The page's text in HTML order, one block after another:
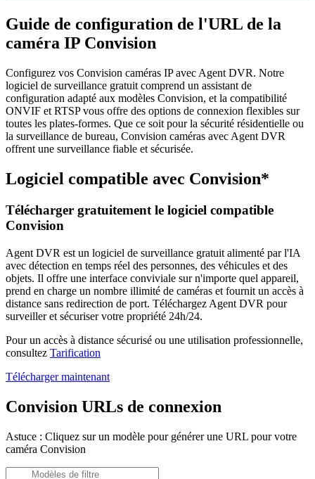
Guide de configuration de l'URL de la
caméra IP Convision
Configurez vos Convision caméras IP avec Agent DVR. Notre
logiciel de surveillance gratuit comprend un assistant de
configuration adapté aux modèles Convision, et la compatibilité
ONVIF et RTSP vous offre des options de connexion flexibles sur
toutes les plates-formes. Que ce soit pour la sécurité résidentielle ou
la surveillance de bureau, Convision caméras avec Agent DVR
offrent une surveillance fiable et sécurisée.
Logiciel compatible avec Convision*
Télécharger gratuitement le logiciel compatible
Convision
Agent DVR est un logiciel de surveillance gratuit alimenté par l'IA
avec détection en temps réel des personnes, des véhicules et des
objets. Il offre une interface conviviale sur n'importe quel appareil,
prend en charge un nombre illimité de caméras et fournit un accès à
distance sans redirection de port. Téléchargez Agent DVR pour
surveiller et sécuriser votre propriété 24h/24.
Pour un accès à distance sécurisé ou une utilisation professionnelle,
consultez Tarification
Télécharger maintenant
Convision URLs de connexion
Astuce : Cliquez sur un modèle pour générer une URL pour votre
caméra Convision